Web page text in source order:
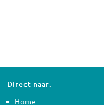
Direct naar:
Home